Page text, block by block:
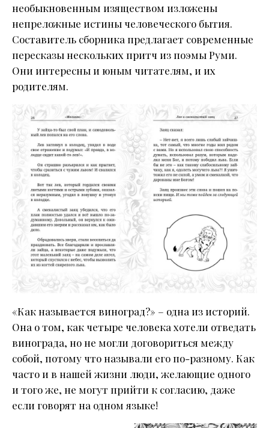
необыкновенным изяществом изложены
непреложные истины человеческого бытия.
Составитель сборника предлагает современные
пересказы нескольких притч из поэмы Руми.
Они интересны и юным читателям, и их
родителям.
«Как называется виноград?» – одна из историй.
Она о том, как четыре человека хотели отведать
винограда, но не могли договориться между
собой, потому что называли его по-разному. Как
часто и в нашей жизни люди, желающие одного
и того же, не могут прийти к согласию, даже
если говорят на одном языке!